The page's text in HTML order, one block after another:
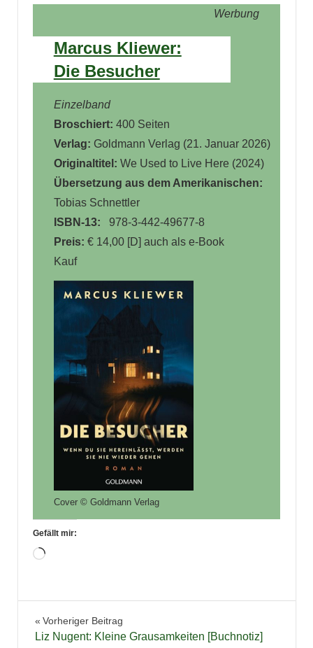
Werbung
Marcus Kliewer:
Die Besucher
Einzelband
Broschiert: 400 Seiten
Verlag: Goldmann Verlag (21. Januar 2026)
Originaltitel: We Used to Live Here (2024)
Übersetzung aus dem Amerikanischen:
Tobias Schnettler
ISBN-13:
978-3-442-49677-8
Preis: € 14,00 [D] auch als e-Book
Kauf
Cover © Goldmann Verlag
Gefällt mir:
Wird
Buch
Beitragsnavigation
Vorheriger Beitrag
Liz Nugent: Kleine Grausamkeiten [Buchnotiz]